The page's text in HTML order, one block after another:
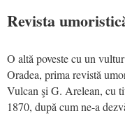
Revista
O altă poveste cu un
Oradea, prima revistă
Vulcan şi G. Arelean, cu
1870, după cum ne-a